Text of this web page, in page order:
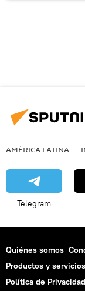
AMÉRICA LATINA
Telegram
Quiénes somos
Productos y servicios
Política de Privacidad